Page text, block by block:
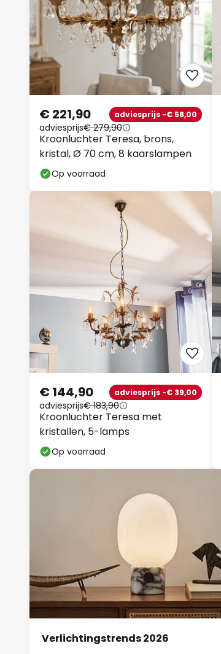
Kroonluchter Teresa, brons,
kristal, Ø 70 cm, 8 kaarslampen
€ 221,90 adviesprijs -€ 58,00
adviesprijs€ 279,90
Op voorraad
Kroonluchter Teresa met
kristallen, 5-lamps
€ 144,90 adviesprijs -€ 39,00
adviesprijs€ 183,90
Op voorraad
Verlichtingstrends 2026